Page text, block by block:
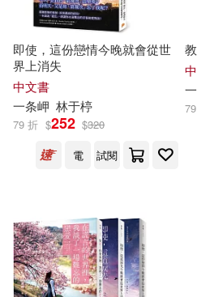
PRESTIGE
もなみ鈴(1)
プレステージ出版（写真
有村のぞみ(1) 有
松岡すず(1) 松本
配送方式 (可複選)
可超商取貨(11)
可海外宅配(11)
可新加坡店取(11)
即使，這份戀情今晚就會從世
界上消失
中文書
一条岬 林于楟
79 折 $252 $320
電
試閱